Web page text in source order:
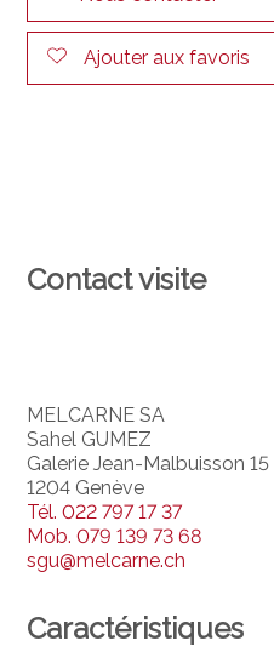
Ajouter aux favoris
Contact visite
MELCARNE SA
Sahel GUMEZ
Galerie Jean-Malbuisson 15
1204 Genève
Tél.022 797 17 37
Mob.079 139 73 68
sgu@melcarne.ch
Caractéristiques